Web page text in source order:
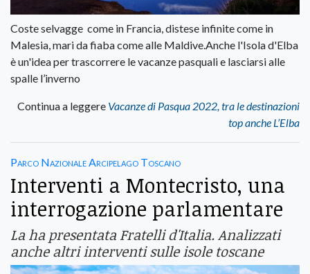
Coste selvagge come in Francia, distese infinite come in
Malesia, mari da fiaba come alle Maldive.Anche l'Isola d'Elba
è un'idea per trascorrere le vacanze pasquali e lasciarsi alle
spalle l’inverno
Continua a leggere Vacanze di Pasqua 2022, tra le destinazioni
top anche L’Elba
Parco Nazionale Arcipelago Toscano
Interventi a Montecristo, una
interrogazione parlamentare
La ha presentata Fratelli d'Italia. Analizzati
anche altri interventi sulle isole toscane